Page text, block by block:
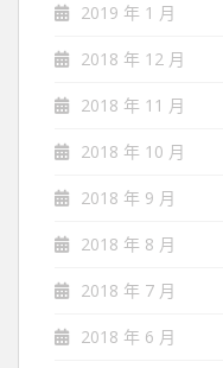
2019 年 1 月
2018 年 12 月
2018 年 11 月
2018 年 10 月
2018 年 9 月
2018 年 8 月
2018 年 7 月
2018 年 6 月